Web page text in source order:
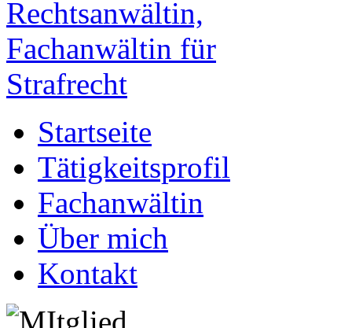
Startseite
Tätigkeitsprofil
Fachanwältin
Über mich
Kontakt